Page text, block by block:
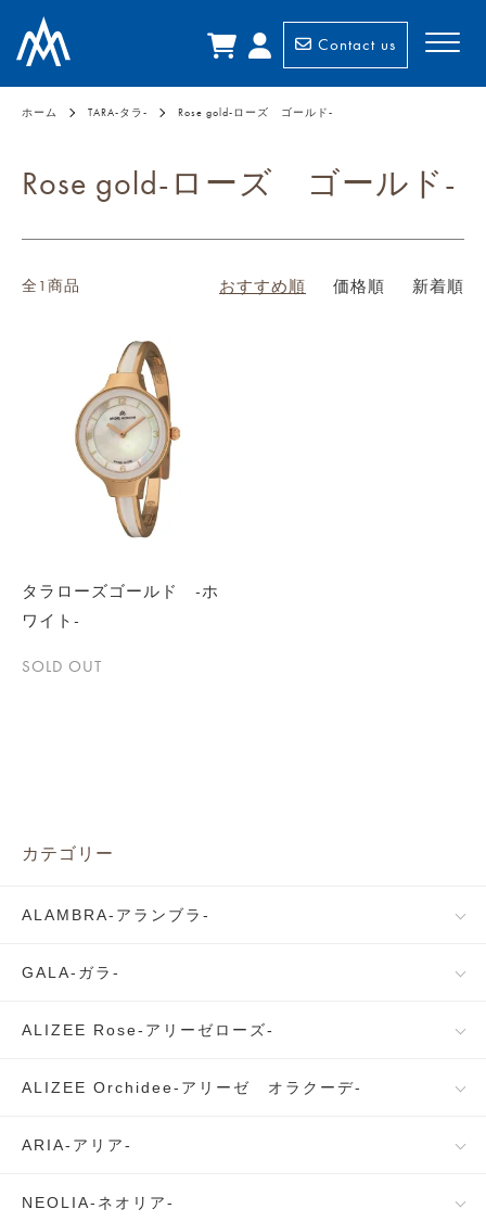
Contact us
ホーム TARA-タラ- Rose gold-ローズ ゴールド-
Rose gold-ローズ ゴールド-
全1商品 おすすめ順 価格順 新着順
タラローズゴールド -ホ
ワイト-
SOLD OUT
カテゴリー
ALAMBRA-アランブラ-
GALA-ガラ-
ALIZEE Rose-アリーゼローズ-
ALIZEE Orchidee-アリーゼ オラクーデ-
ARIA-アリア-
NEOLIA-ネオリア-